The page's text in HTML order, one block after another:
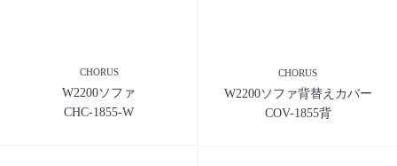
CHORUS
W2200ソファ
CHC-1855-W
CHORUS
W2200ソファ背替えカバー
COV-1855背